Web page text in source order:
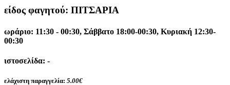
είδος φαγητού: ΠΙΤΣΑΡΙΑ
ωράριο: 11:30 - 00:30, Σάββατο 18:00-00:30, Κυριακή 12:30-
00:30
ιστοσελίδα: -
ελάχιστη παραγγελία: 5.00€